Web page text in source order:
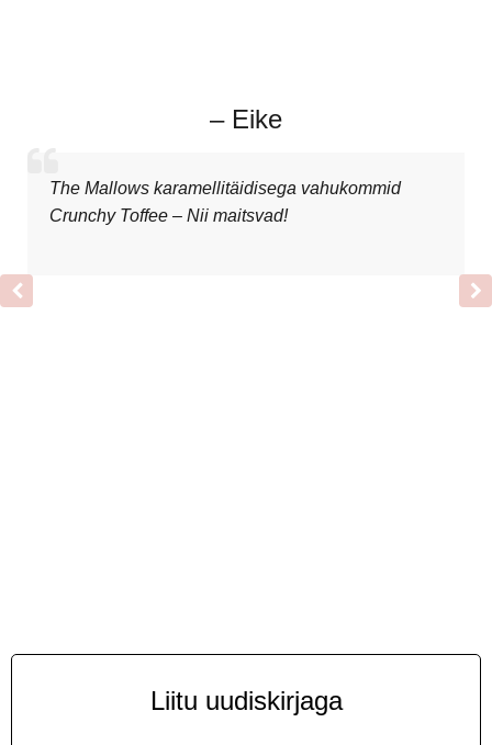
– Eike
The Mallows karamellitäidisega vahukommid
Crunchy Toffee – Nii maitsvad!
Liitu uudiskirjaga